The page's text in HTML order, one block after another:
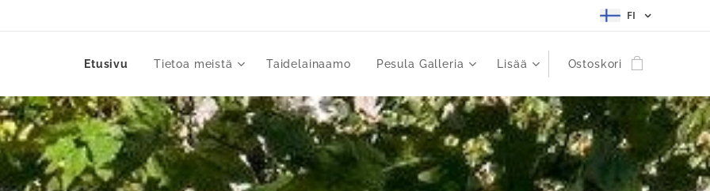
FI
Etusivu Tietoa meistä Taidelainaamo Pesula Galleria Lisää Ostoskori